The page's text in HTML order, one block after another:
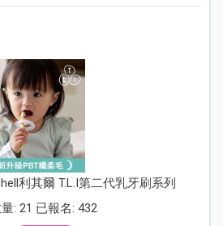
利其爾 T.L.I第二代乳牙刷系列
: 21 已報名: 432